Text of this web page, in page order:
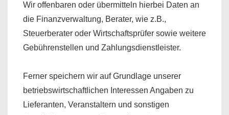
Wir offenbaren oder übermitteln hierbei Daten an
die Finanzverwaltung, Berater, wie z.B.,
Steuerberater oder Wirtschaftsprüfer sowie weitere
Gebührenstellen und Zahlungsdienstleister.
Ferner speichern wir auf Grundlage unserer
betriebswirtschaftlichen Interessen Angaben zu
Lieferanten, Veranstaltern und sonstigen